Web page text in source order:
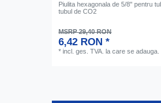
Piulita hexagonala de 5/8" pentru
tubul de CO2
MSRP 29,40 RON
6,42 RON *
*incl. ges. TVA. la care se adauga.